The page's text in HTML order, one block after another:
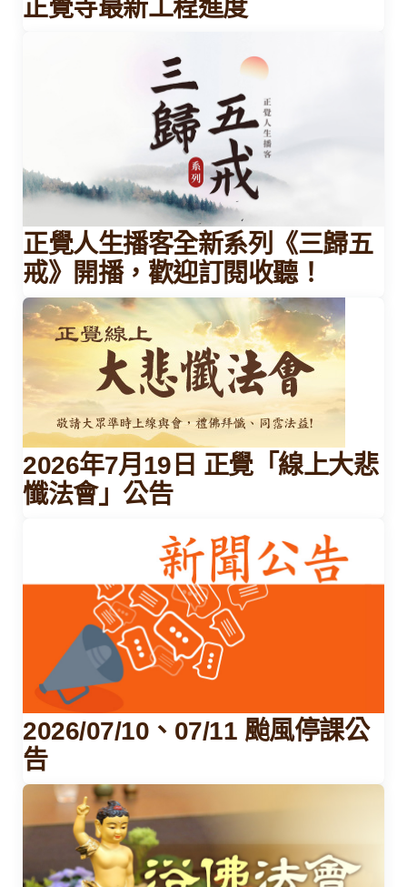
正覺寺最新工程進度
正覺人生播客全新系列《三歸五
戒》開播，歡迎訂閱收聽！
2026年7月19日 正覺「線上大悲
懺法會」公告
2026/07/10、07/11 颱風停課公
告